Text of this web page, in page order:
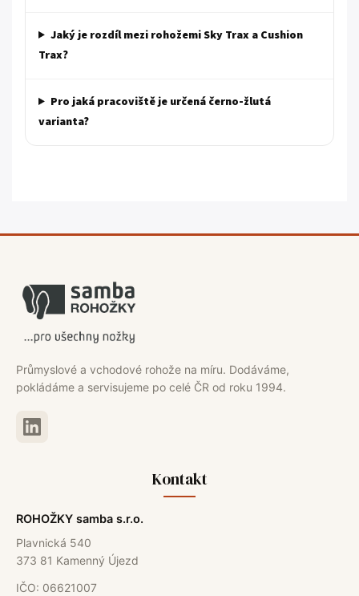
Jaký je rozdíl mezi rohožemi Sky Trax a Cushion
Trax?
Pro jaká pracoviště je určená černo-žlutá
varianta?
Průmyslové a vchodové rohože na míru. Dodáváme,
pokládáme a servisujeme po celé ČR od roku 1994.
Kontakt
ROHOŽKY samba s.r.o.
Plavnická 540
373 81 Kamenný Újezd
IČO: 06621007